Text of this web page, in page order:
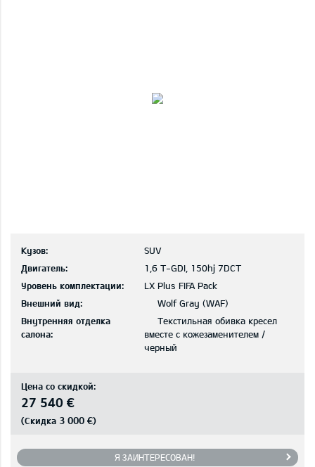
Кузов:
SUV
Двигатель:
1,6 T-GDI, 150hj 7DCT
Уровень комплектации:
LX Plus FIFA Pack
Внешний вид:
Wolf Gray (WAF)
Внутренняя отделка
салона:
Текстильная обивка кресел
вместе с кожезаменителем /
черный
Цена со скидкой:
27 540 €
(Скидка 3 000 €)
Я ЗАИНТЕРЕСОВАН!